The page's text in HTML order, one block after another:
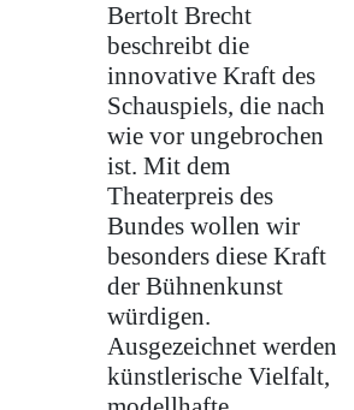
Bertolt Brecht
beschreibt die
innovative Kraft des
Schauspiels, die nach
wie vor ungebrochen
ist. Mit dem
Theaterpreis des
Bundes wollen wir
besonders diese Kraft
der Bühnenkunst
würdigen.
Ausgezeichnet werden
künstlerische Vielfalt,